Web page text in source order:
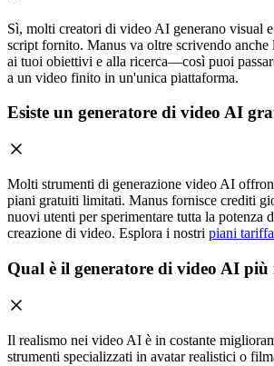
Sì, molti creatori di video AI generano visual
script fornito. Manus va oltre scrivendo anche
ai tuoi obiettivi e alla ricerca—così puoi
a un video finito in un'unica piattaforma.
Esiste un generatore di video AI
Molti strumenti di generazione video AI
piani gratuiti limitati. Manus fornisce crediti
nuovi utenti per sperimentare tutta la potenza
creazione di video. Esplora i nostri piani
Qual è il generatore di video AI più
Il realismo nei video AI è in costante
strumenti specializzati in avatar realistici o